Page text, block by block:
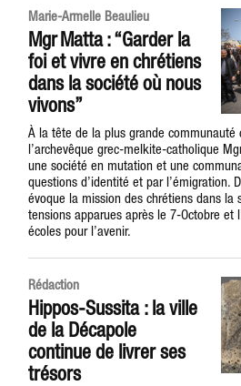
Marie-Armelle Beaulieu
Mgr Matta : “Garder la
foi et vivre en chrétiens
dans la société où nous
vivons”
À la tête de la plus grande communauté
l’archevêque grec-melkite-catholique
une société en mutation et une
questions d’identité et par l’émigration.
évoque la mission des chrétiens dans la
tensions apparues après le 7-Octobre et
écoles pour l’avenir.
Rédaction
Hippos-Sussita : la ville
de la Décapole
continue de livrer ses
trésors